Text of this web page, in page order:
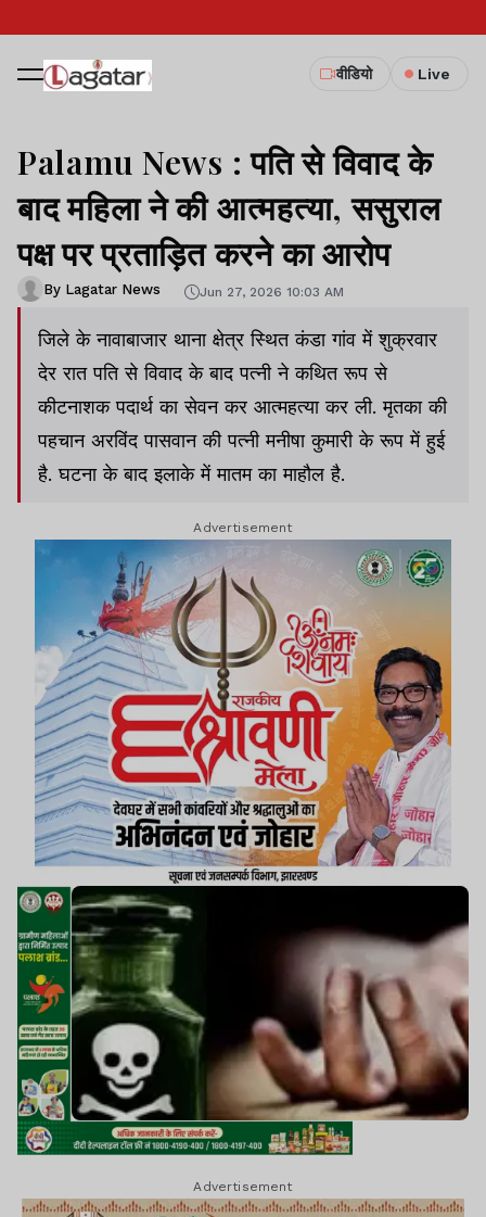
वीडियो Live
Palamu News : पति से विवाद के
बाद महिला ने की आत्महत्या, ससुराल
पक्ष पर प्रताड़ित करने का आरोप
By Lagatar News Jun 27, 2026 10:03 AM
जिले के नावाबाजार थाना क्षेत्र स्थित कंडा गांव में शुक्रवार
देर रात पति से विवाद के बाद पत्नी ने कथित रूप से
कीटनाशक पदार्थ का सेवन कर आत्महत्या कर ली. मृतका की
पहचान अरविंद पासवान की पत्नी मनीषा कुमारी के रूप में हुई
है. घटना के बाद इलाके में मातम का माहौल है.
Advertisement
Advertisement